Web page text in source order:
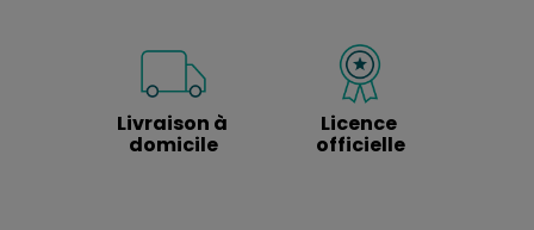
Livraison à
domicile
Licence
officielle